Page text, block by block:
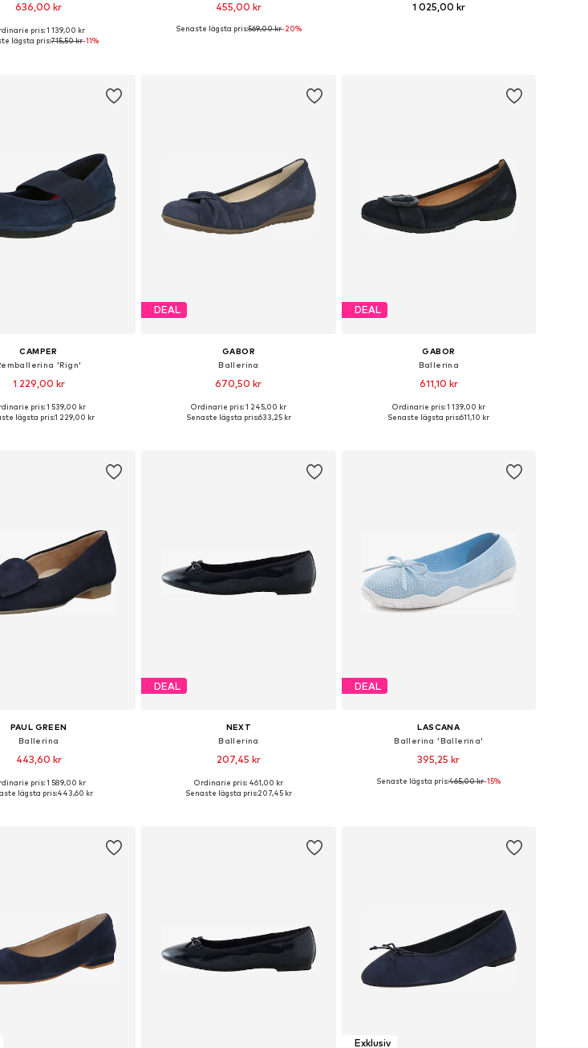
636,00 kr
storlekar: 37, 37,5, 38, 39
pris: 1 139,00 kr
lägsta pris:715,50 kr-11%
455,00 kr
Tillgänglig i många storlekar
Senaste lägsta pris:569,00 kr-20%
1 025,00 kr
CAMPER
'Rign'
1 229,00 kr
storlekar: 40
pris: 1 539,00 kr
lägsta pris:1 229,00 kr
DEAL
GABOR
Ballerina
670,50 kr
Tillgängliga storlekar: 37, 38, 40
Ordinarie pris: 1 245,00 kr
Senaste lägsta pris:633,25 kr
DEAL
GABOR
Ballerina
611,10 kr
Tillgängliga storlekar: 37, 39,5-40
Ordinarie pris: 1 139,00 kr
Senaste lägsta pris:611,10 kr
PAUL GREEN
Ballerina
443,60 kr
storlekar: 39, 40
pris: 1 589,00 kr
lägsta pris:443,60 kr
DEAL
NEXT
Ballerina
207,45 kr
Tillgängliga storlekar: 40-40,5 Wide Fit
Ordinarie pris: 461,00 kr
Senaste lägsta pris:207,45 kr
DEAL
LASCANA
Ballerina 'Ballerina'
395,25 kr
Tillgängliga storlekar: 40
Senaste lägsta pris:465,00 kr-15%
Exklusiv